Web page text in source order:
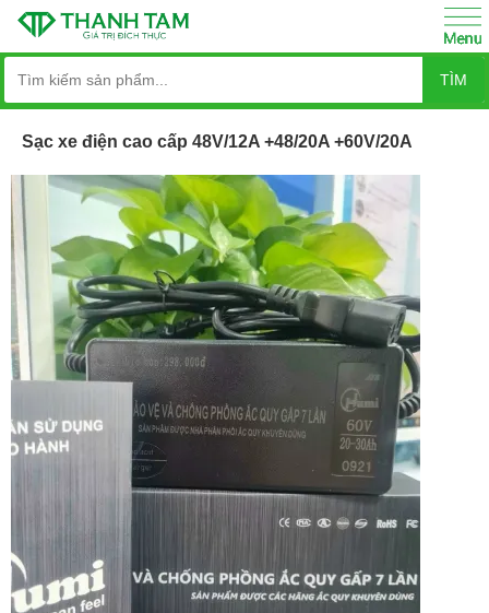
TÌM
Sạc xe điện cao cấp 48V/12A +48/20A +60V/20A